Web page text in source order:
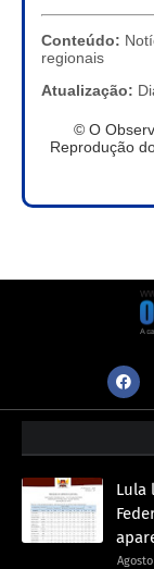
Conteúdo:
regionais
Atualização:
© O
Reprodução
Lula